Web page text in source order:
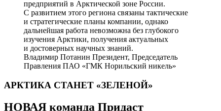
предприятий в Арктической зоне России.
С развитием этого региона связаны тактические
и стратегические планы компании, однако
дальнейшая работа невозможна без глубокого
изучения Арктики, получения актуальных
и достоверных научных знаний.
Владимир Потанин Президент, Председатель
Правления ПАО «ГМК Норильский никель»
АРКТИКА СТАНЕТ «ЗЕЛЕНОЙ»
НОВАЯ команда Придаст